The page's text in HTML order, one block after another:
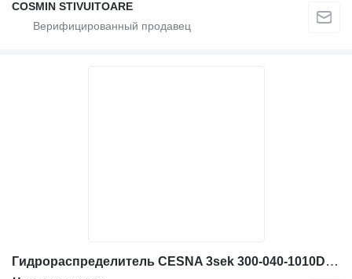
COSMIN STIVUITOARE
Гидрораспределитель CESNA 3sek 300-040-1010D для экскаватора